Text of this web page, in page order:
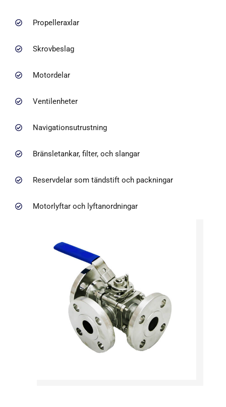
Propelleraxlar
Skrovbeslag
Motordelar
Ventilenheter
Navigationsutrustning
Bränsletankar, filter, och slangar
Reservdelar som tändstift och packningar
Motorlyftar och lyftanordningar